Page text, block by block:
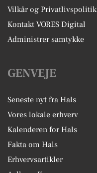
Vilkår og Privatlivspolitik
Kontakt VORES Digital
Administrer samtykke
GENVEJE
Seneste nyt fra Hals
Vores lokale erhverv
Kalenderen for Hals
Fakta om Hals
Erhvervsartikler